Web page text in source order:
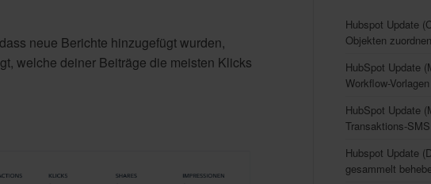
neue Berichte hinzugefügt wurden,
welche deiner Beiträge die meisten Klicks
Hubspot Update
Objekten zuordnen
HubSpot Update
Workflow-Vorlagen
HubSpot Update
Transaktions-SMS
Hubspot Update
gesammelt